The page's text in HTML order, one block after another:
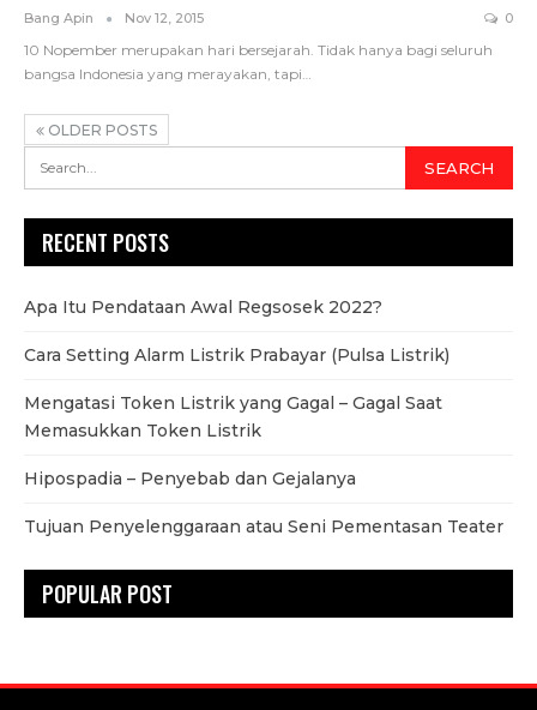
Bang Apin Nov 12, 2015 0
10 Nopember merupakan hari bersejarah. Tidak hanya bagi seluruh
bangsa Indonesia yang merayakan, tapi…
OLDER POSTS
RECENT POSTS
Apa Itu Pendataan Awal Regsosek 2022?
Cara Setting Alarm Listrik Prabayar (Pulsa Listrik)
Mengatasi Token Listrik yang Gagal – Gagal Saat
Memasukkan Token Listrik
Hipospadia – Penyebab dan Gejalanya
Tujuan Penyelenggaraan atau Seni Pementasan Teater
POPULAR POST